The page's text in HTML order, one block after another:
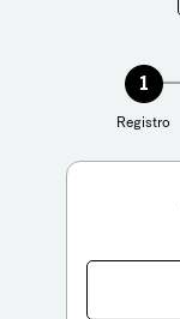
1
Registro